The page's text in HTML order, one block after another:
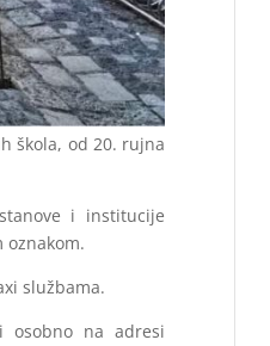
škola, od 20. rujna
i institucije
oznakom.
službama.
osobno na adresi